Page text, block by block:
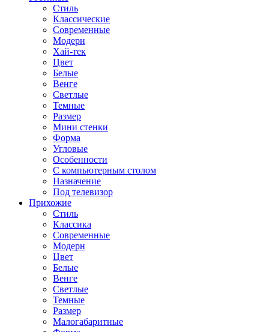
Стиль
Классические
Современные
Модерн
Хай-тек
Цвет
Белые
Венге
Светлые
Темные
Размер
Мини стенки
Форма
Угловые
Особенности
С компьютерным столом
Назначение
Под телевизор
Прихожие
Стиль
Классика
Современные
Модерн
Цвет
Белые
Венге
Светлые
Темные
Размер
Малогабаритные